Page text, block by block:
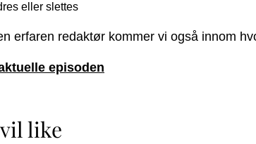
eller slettes
erfaren redaktør kommer vi også innom
episoden
like